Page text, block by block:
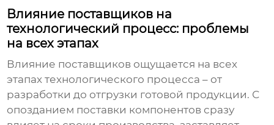
Влияние поставщиков на
технологический процесс: проблемы
на всех этапах
Влияние поставщиков ощущается на всех
этапах технологического процесса – от
разработки до отгрузки готовой продукции. С
опозданием поставки компонентов сразу